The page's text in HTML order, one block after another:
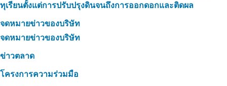
ทุเรียนตั้งแต่การปรับปรุงดินจนถึงการออกดอกและติดผล
จดหมายข่าวของบริษัท
จดหมายข่าวของบริษัท
ข่าวตลาด
โครงการความร่วมมือ